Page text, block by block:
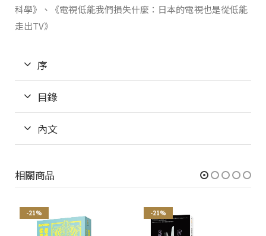
科學》、《電視低能我們損失什麼：日本的電視也是從低能
走出TV》
序
目錄
內文
相關商品
-21% -21%